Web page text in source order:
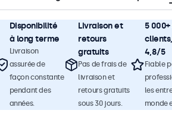
Disponibilité
à long terme
Livraison
assurée de
façon constante
pendant des
années.
Livraison et
retours
gratuits
Pas de frais de
livraison et
retours gratuits
sous 30 jours.
5
4,8/5
Fiable
les
monde